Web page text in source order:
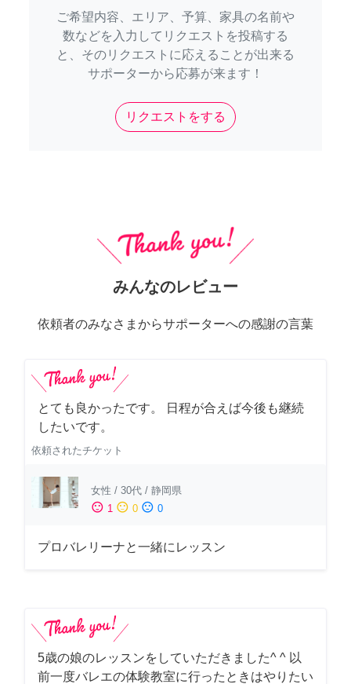
ご希望内容、エリア、予算、家具の名前や
数などを入力してリクエストを投稿する
と、そのリクエストに応えることが出来る
サポーターから応募が来ます！
リクエストをする
みんなのレビュー
依頼者のみなさまからサポーターへの感謝の言葉
とても良かったです。 日程が合えば今後も継続
したいです。
依頼されたチケット
女性 / 30代 / 静岡県
sentiment_satisfied 1 sentiment_neutral 0 sentiment_dissatisfied 0
プロバレリーナと一緒にレッスン
5歳の娘のレッスンをしていただきました^ ^ 以
前一度バレエの体験教室に行ったときはやりたい